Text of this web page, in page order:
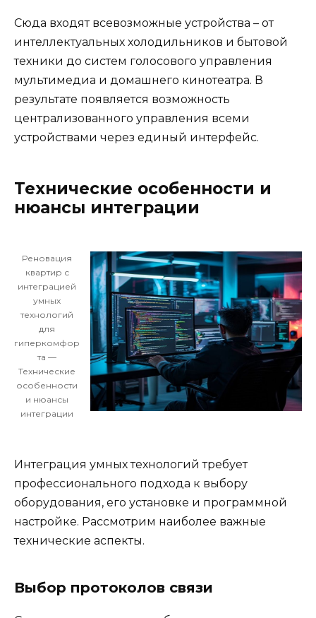
Сюда входят всевозможные устройства – от
интеллектуальных холодильников и бытовой
техники до систем голосового управления
мультимедиа и домашнего кинотеатра. В
результате появляется возможность
централизованного управления всеми
устройствами через единый интерфейс.
Технические особенности и
нюансы интеграции
Реновация
квартир с
интеграцией
умных
технологий
для
гиперкомфор
та —
Технические
особенности
и нюансы
интеграции
Интеграция умных технологий требует
профессионального подхода к выбору
оборудования, его установке и программной
настройке. Рассмотрим наиболее важные
технические аспекты.
Выбор протоколов связи